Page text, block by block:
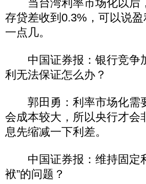
当台湾利率市场化以后
存贷差收到0.3%，可以说
一点几。
中国证券报：银行竞争
利无法保证怎么办？
郭田勇：利率市场化需
会成本较大，所以央行才会
息先缩减一下利差。
中国证券报：维持固定
袱”的问题？